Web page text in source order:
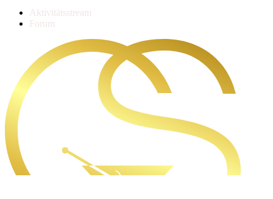
Aktivitätsstream
Forum